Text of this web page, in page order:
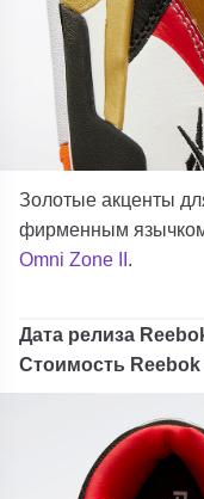
Золотые акценты
фирменным
Omni Zone II
Дата релиза
Стоимость Reebok